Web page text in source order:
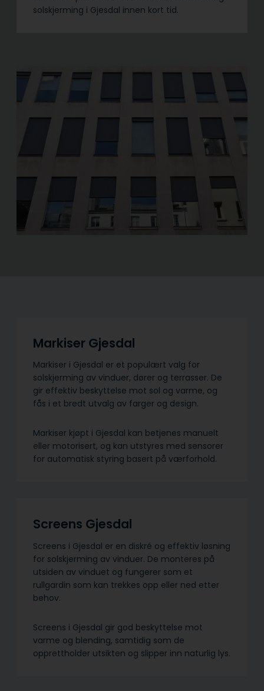
solskjerming i Gjesdal innen kort tid.
Markiser Gjesdal
Markiser i Gjesdal er et populært valg for
solskjerming av vinduer, dører og terrasser. De
gir effektiv beskyttelse mot sol og varme, og
fås i et bredt utvalg av farger og design.
Markiser kjøpt i Gjesdal kan betjenes manuelt
eller motorisert, og kan utstyres med sensorer
for automatisk styring basert på værforhold.
Screens Gjesdal
Screens i Gjesdal er en diskré og effektiv løsning
for solskjerming av vinduer. De monteres på
utsiden av vinduet og fungerer som et
rullgardin som kan trekkes opp eller ned etter
behov.
Screens i Gjesdal gir god beskyttelse mot
varme og blending, samtidig som de
opprettholder utsikten og slipper inn naturlig lys.